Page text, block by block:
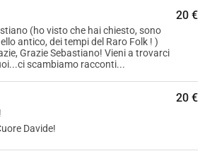
a kölcsönös segítségnyújtásra.
ennek a területnek egyre nagyobb
barátságos terekre, amelyek távol
ahol mindenki kifejezheti magát és
szórakozhat, és újraélesztheti azt az
van szükségünk. Olyan helyek,
és a közösségi élet újra középpontba
van egy nagy terem - amely
20 €
(ho visto che hai chiesto, sono
antico, dei tempi del Raro Folk ! )
Grazie Sebastiano! Vieni a trovarci
scambiamo racconti...
20 €
Davide!